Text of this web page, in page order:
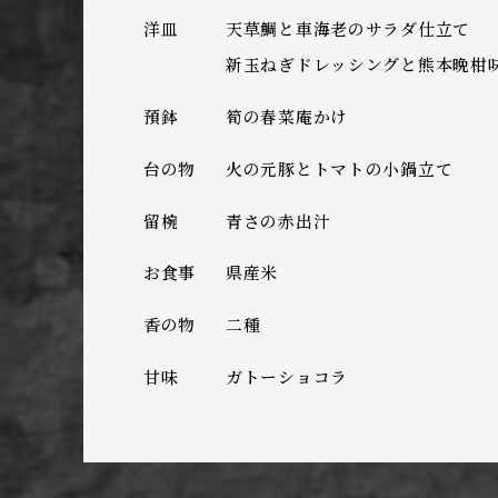
洋皿
天草鯛と車海老のサラダ仕立て
新玉ねぎドレッシングと熊本晩柑
預鉢 筍の春菜庵かけ
台の物 火の元豚とトマトの小鍋立て
留椀 青さの赤出汁
お食事 県産米
香の物 二種
甘味 ガトーショコラ